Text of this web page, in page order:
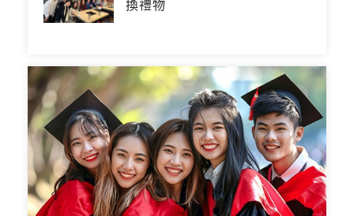
換禮物